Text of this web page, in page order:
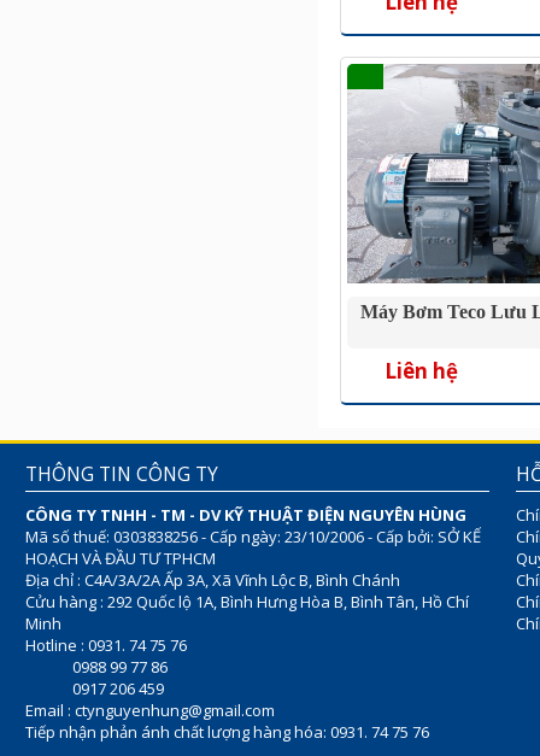
Máy Bơm Teco Lưu
Liên hệ
THÔNG TIN CÔNG TY
CÔNG TY TNHH - TM - DV KỸ THUẬT ĐIỆN NGUYÊN HÙNG
Mã số thuế: 0303838256 - Cấp ngày: 23/10/2006 - Cấp bởi: SỞ KẾ
HOẠCH VÀ ĐẦU TƯ TPHCM
Địa chỉ : C4A/3A/2A Ấp 3A, Xã Vĩnh Lộc B, Bình Chánh
Cửu hàng : 292 Quốc lộ 1A, Bình Hưng Hòa B, Bình Tân, Hồ Chí
Minh
Hotline : 0931. 74 75 76
0988 99 77 86
0917 206 459
Email : ctynguyenhung@gmail.com
Tiếp nhận phản ánh chất lượng hàng hóa: 0931. 74 75 76